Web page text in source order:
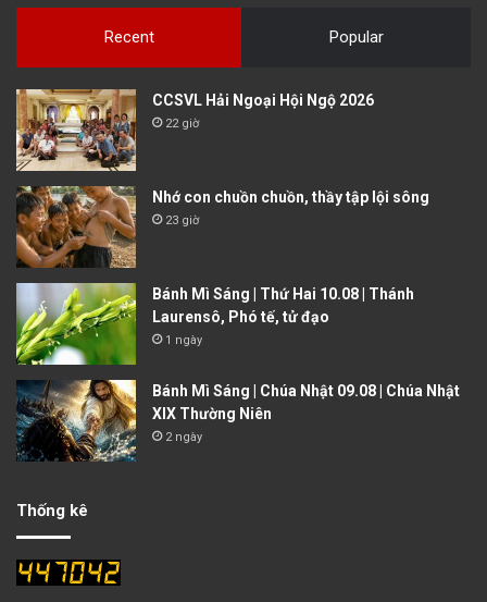
Recent Popular
CCSVL Hải Ngoại Hội Ngộ 2026
22 giờ
Nhớ con chuồn chuồn, thầy tập lội sông
23 giờ
Bánh Mì Sáng | Thứ Hai 10.08 | Thánh
Laurensô, Phó tế, tử đạo
1 ngày
Bánh Mì Sáng | Chúa Nhật 09.08 | Chúa Nhật
XIX Thường Niên
2 ngày
Thống kê